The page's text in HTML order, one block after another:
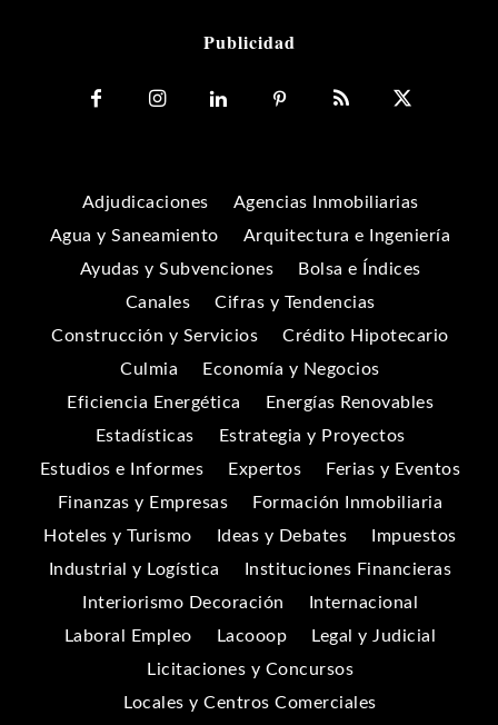
Publicidad
Adjudicaciones
Agencias Inmobiliarias
Agua y Saneamiento
Arquitectura e Ingeniería
Ayudas y Subvenciones
Bolsa e Índices
Canales
Cifras y Tendencias
Construcción y Servicios
Crédito Hipotecario
Culmia
Economía y Negocios
Eficiencia Energética
Energías Renovables
Estadísticas
Estrategia y Proyectos
Estudios e Informes
Expertos
Ferias y Eventos
Finanzas y Empresas
Formación Inmobiliaria
Hoteles y Turismo
Ideas y Debates
Impuestos
Industrial y Logística
Instituciones Financieras
Interiorismo Decoración
Internacional
Laboral Empleo
Lacooop
Legal y Judicial
Licitaciones y Concursos
Locales y Centros Comerciales